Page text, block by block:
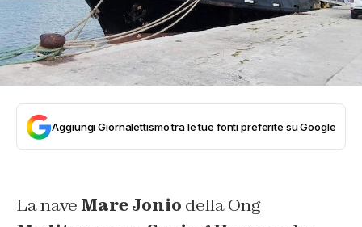
Aggiungi Giornalettismo tra le tue fonti preferite su Google
La nave Mare Jonio della Ong